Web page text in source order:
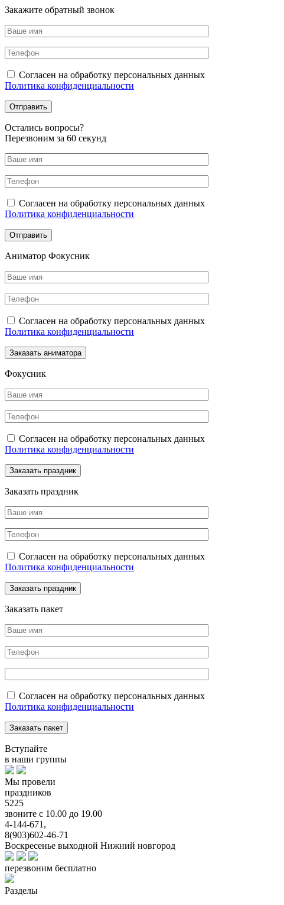
Закажите обратный звонок
Согласен на обработку персональных данных
Политика конфиденциальности
Оcтались вопросы?
Перезвоним за 60 секунд
Согласен на обработку персональных данных
Политика конфиденциальности
Аниматор Фокусник
Согласен на обработку персональных данных
Политика конфиденциальности
Фокусник
Согласен на обработку персональных данных
Политика конфиденциальности
Заказать праздник
Согласен на обработку персональных данных
Политика конфиденциальности
Заказать пакет
Согласен на обработку персональных данных
Политика конфиденциальности
Вступайте
в наши группы
Мы провели
праздников
5225
звоните с 10.00 до 19.00
4-144-671,
8(903)602-46-71
Воскресенье выходной Нижний новгород
перезвоним бесплатно
Разделы